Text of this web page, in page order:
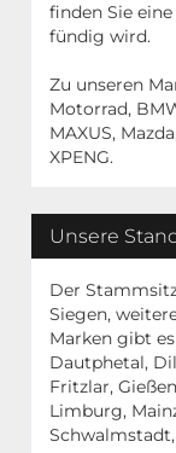
finden Sie
fündig wird.
Zu unseren
Motorrad,
MAXUS,
XPENG.
Unsere
Der
Siegen,
Marken gibt
Dautphetal,
Fritzlar,
Limburg,